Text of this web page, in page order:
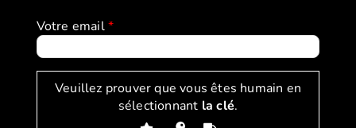
Votre email*
Veuillez prouver que vous êtes humain en
sélectionnant la clé.